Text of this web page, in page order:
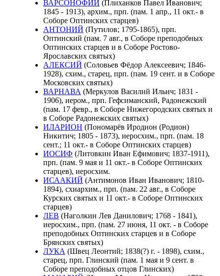
ВАРСОНОФИЙ (Плиханков Павел Иванович;
1845 - 1913), архим., прп. (пам. 1 апр., 11 окт.- в
Соборе Оптинских старцев)
АНТОНИЙ (Путилов; 1795-1865), прп.
Оптинский (пам. 7 авг., в Соборе преподобных
Оптинских старцев и в Соборе Ростово-
Ярославских святых)
АЛЕКСИЙ (Соловьев Фёдор Алексеевич; 1846-
1928), схим., старец, прп. (пам. 19 сент. и в Соборе
Московских святых)
ВАРНАВА (Меркулов Василий Ильич; 1831 -
1906), иером., прп. Гефсиманский, Радонежский
(пам. 17 февр., в Соборе Нижегородских святых и
в Соборе Радонежских святых)
ИЛАРИОН (Пономарёв Иродион (Родион)
Никитич; 1805 - 1873), иеросхим., прп. (пам. 18
сент.; 11 окт.- в Соборе Оптинских старцев)
ИОСИФ (Литовкин Иван Ефимович; 1837-1911),
прп. (пам. 9 мая и 11 окт.- в Соборе Оптинских
старцев), иеросхим.
ИСААКИЙ (Антимонов Иван Иванович; 1810-
1894), схиархим., прп. (пам. 22 авг., в Соборе
Курских святых и 11 окт.- в Соборе Оптинских
старцев)
ЛЕВ (Наголкин Лев Данилович; 1768 - 1841),
иеросхим., прп. (пам. 27 июня, 11 окт. - в Соборе
преподобных Оптинских старцев и в Соборе
Брянских святых)
ЛУКА (Швец Леонтий; 1838(?) г. - 1898), схим.,
старец, прп. Глинский (пам. 1 мая и 9 сент. в
Соборе преподобных отцов Глинских)